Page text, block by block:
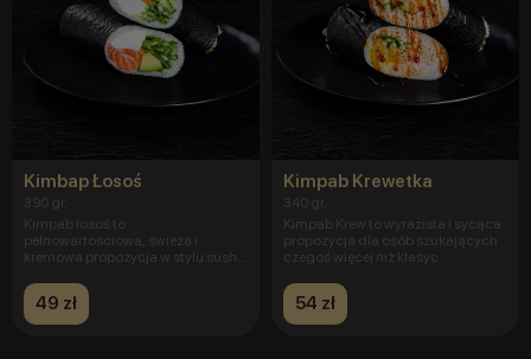
Kimbap Łosoś
390 gr.
Kimpab łosoś to
pełnowartościowa, świeża i
kremowa propozycja w stylu sushi
49 zł
Kimpab Krewetka
340 gr.
Kimpab Krew to wyrazista i sycąca
propozycja dla osób szukających
czegoś więcej niż klasyc
54 zł